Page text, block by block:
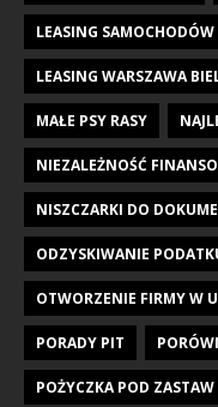
LEASING
LEASING WARSZAWA
MAŁE PSY RASY
NIEZALEŻNOŚĆ
NISZCZARKI DO
ODZYSKIWANIE
OTWORZENIE FIRMY W
PORADY PIT
POŻYCZKA POD